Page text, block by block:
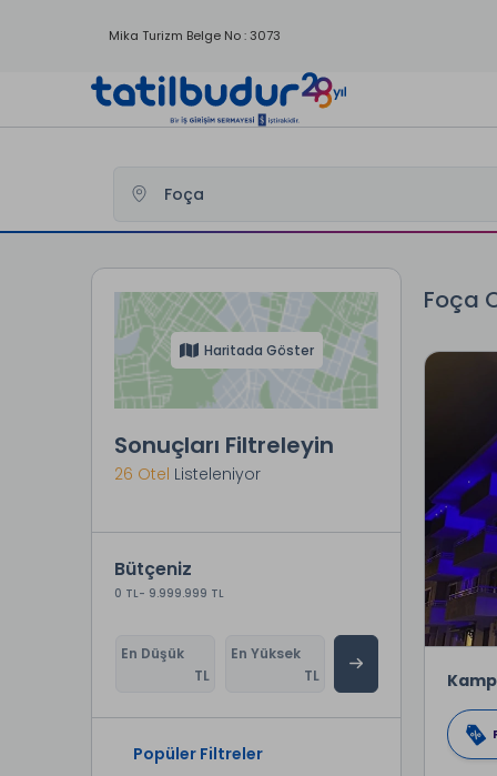
Mika Turizm Belge No : 3073
Haritada Göster
Sonuçları Filtreleyin
26 Otel Listeleniyor
Bütçeniz
0 TL- 9.999.999 TL
En Düşük
TL
En Yüksek
TL
Popüler Filtreler
Foça